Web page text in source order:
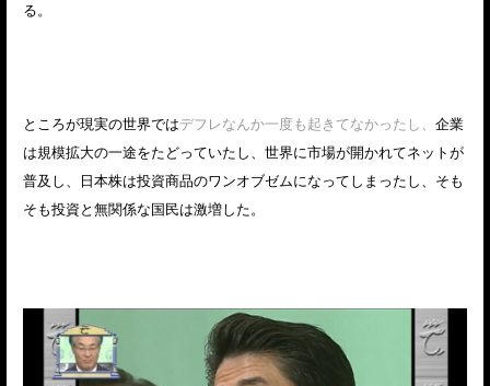
る。
ところが現実の世界ではデフレなんか一度も起きてなかったし、 企業
は規模拡大の一途をたどっていたし、世界に市場が開かれてネットが
普及し、日本株は投資商品のワンオブゼムになってしまったし、そも
そも投資と無関係な国民は激増した。